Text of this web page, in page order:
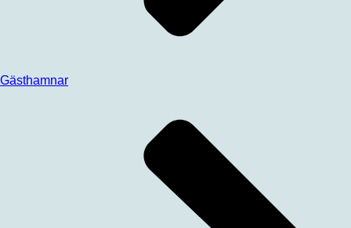
Gästhamnar